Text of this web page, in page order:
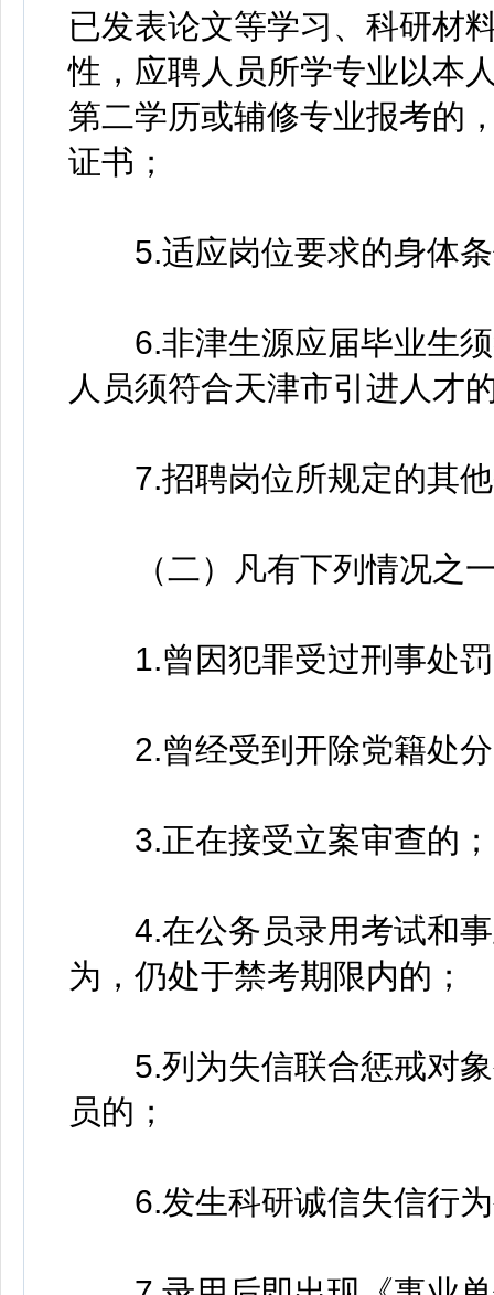
已发表论文等学习、科研材
性，应聘人员所学专业以本
第二学历或辅修专业报考的
证书；
5.适应岗位要求的身体条
6.非津生源应届毕业生须
人员须符合天津市引进人才
7.招聘岗位所规定的其他
（二）凡有下列情况之一
1.曾因犯罪受过刑事处
2.曾经受到开除党籍处分
3.正在接受立案审查的；
4.在公务员录用考试和事
为，仍处于禁考期限内的；
5.列为失信联合惩戒对象
员的；
6.发生科研诚信失信行为